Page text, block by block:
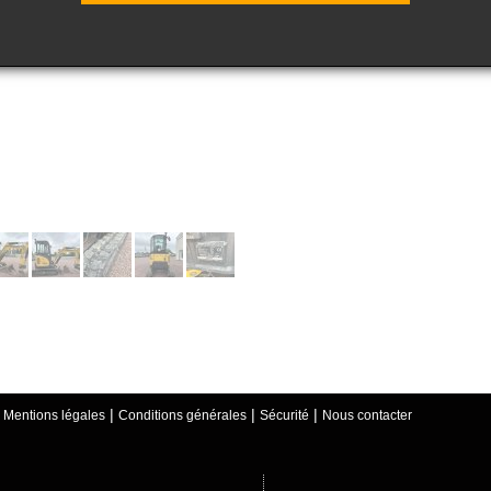
Mentions légales | Conditions générales | Sécurité | Nous contacter